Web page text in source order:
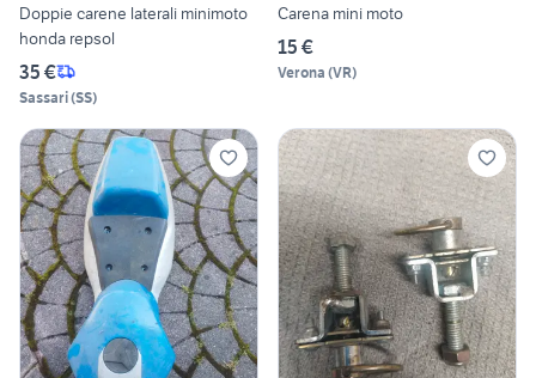
Doppie carene laterali minimoto
honda repsol
35 €
Sassari(SS)
Carena mini moto
15 €
Verona (VR)